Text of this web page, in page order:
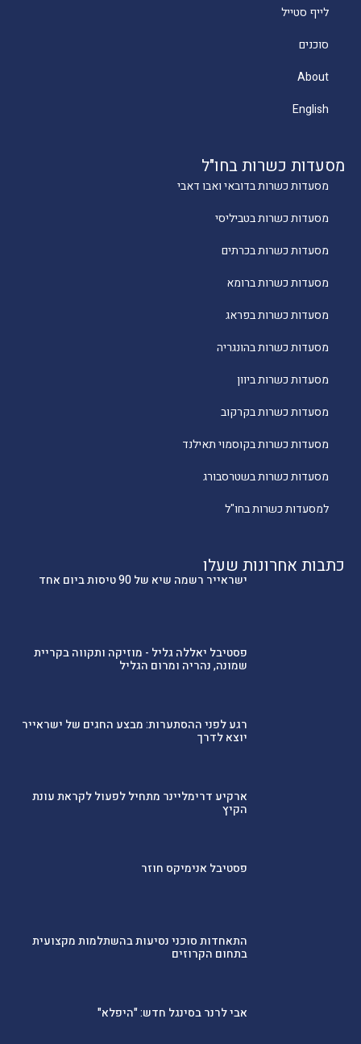
כתבות אחרונות שעלו
ישראייר רשמה שיא של 90 טיסות ביום אחד
פסטיבל יאללה גליל - מוזיקה ותקווה בקריית
שמונה, נהריה ומרום הגליל
רגע לפני ההסתערות: מבצע החגים של ישראייר
יוצא לדרך
ארקיע דרימליינר מתחיל לפעול לקראת עונת
הקיץ
פסטיבל אנימיקס חוזר
התאחדות סוכני נסיעות בהשתלמות מקצועית
בתחום הקרוזים
אבי לרנר בסינגל חדש: "היפלא"
מסעדות כשרות בחו"ל
מסעדות כשרות בדובאי ואבו דאבי
מסעדות כשרות בטביליסי
מסעדות כשרות בכרתים
מסעדות כשרות ברומא
מסעדות כשרות בפראג
מסעדות כשרות בהונגריה
מסעדות כשרות ביוון
מסעדות כשרות בקרקוב
מסעדות כשרות בקוסמוי תאילנד
מסעדות כשרות בשטרסבורג
למסעדות כשרות בחו"ל
לייף סטייל
סוכנים
About
English